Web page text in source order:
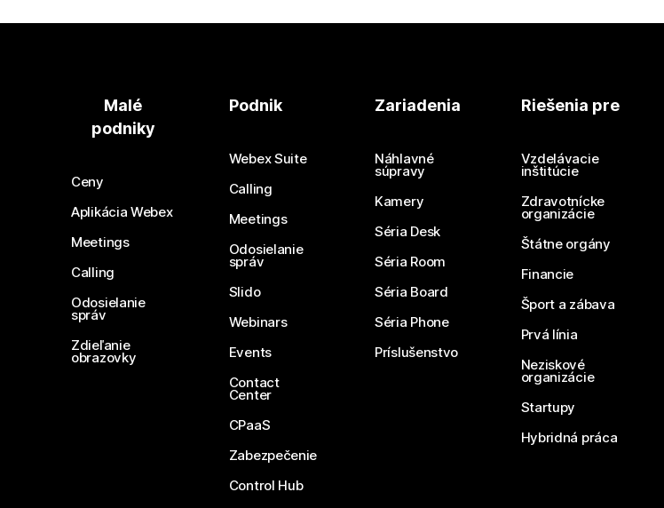
Potrebujete odpoveď?
Odoslať otázku
Malé
podniky
Ceny
Aplikácia Webex
Meetings
Calling
Odosielanie
správ
Zdieľanie
obrazovky
Podnik
Webex Suite
Calling
Meetings
Odosielanie
správ
Slido
Webinars
Events
Contact
Center
CPaaS
Zabezpečenie
Control Hub
Zariadenia
Náhlavné
súpravy
Kamery
Séria Desk
Séria Room
Séria Board
Séria Phone
Príslušenstvo
Riešenia pre
Vzdelávacie
inštitúcie
Zdravotnícke
organizácie
Štátne orgány
Financie
Šport a zábava
Prvá línia
Neziskové
organizácie
Startupy
Hybridná práca